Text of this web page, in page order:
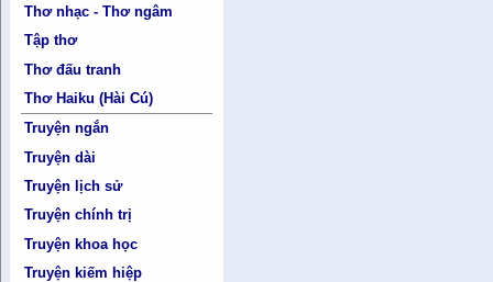
Thơ nhạc - Thơ ngâm
Tập thơ
Thơ đấu tranh
Thơ Haiku (Hài Cú)
Truyện ngắn
Truyện dài
Truyện lịch sử
Truyện chính trị
Truyện khoa học
Truyện kiếm hiệp